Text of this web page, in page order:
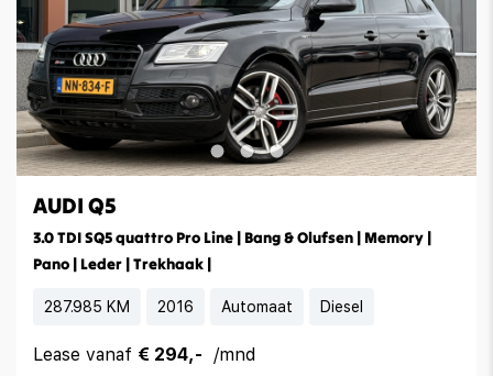
AUDI Q5
3.0 TDI SQ5 quattro Pro Line | Bang & Olufsen | Memory |
Pano | Leder | Trekhaak |
287.985 KM 2016 Automaat Diesel
Lease vanaf € 294,-
/mnd